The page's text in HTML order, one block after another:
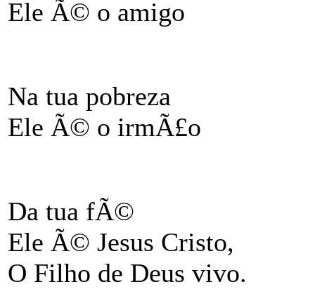
Ele Ã© o amigo
Na tua pobreza
Ele Ã© o irmÃ£o
Da tua fÃ©
Ele Ã© Jesus Cristo,
O Filho de Deus vivo.